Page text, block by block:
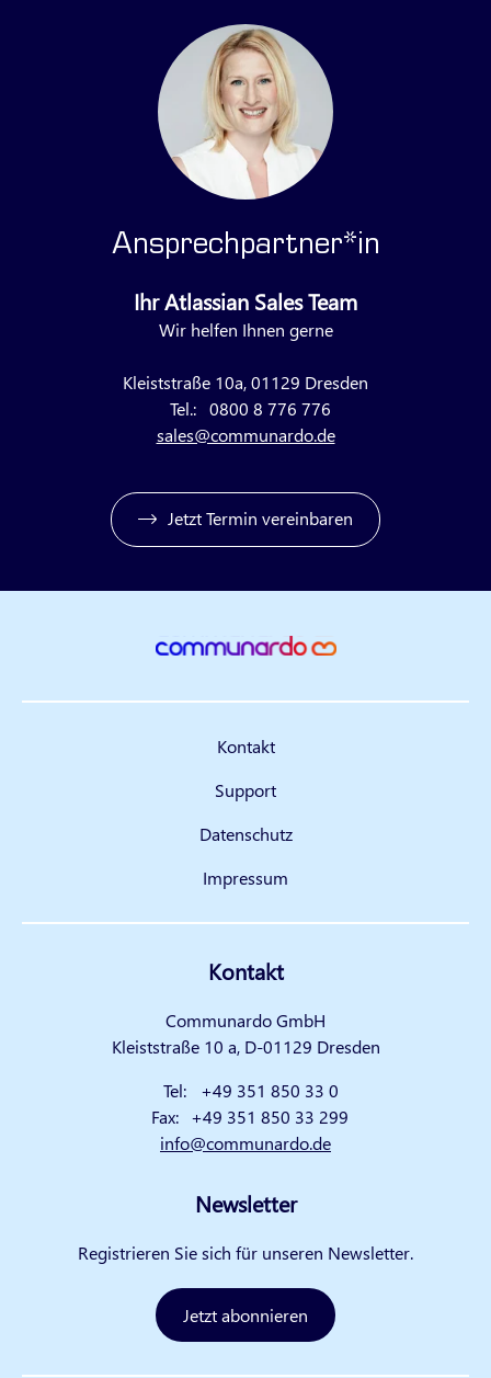
Ansprechpartner*in
Ihr Atlassian Sales Team
Wir helfen Ihnen gerne
Kleiststraße 10a, 01129 Dresden
Tel.: 0800 8 776 776
sales@communardo.de
Jetzt Termin vereinbaren
Kontakt
Support
Datenschutz
Impressum
Kontakt
Communardo GmbH
Kleiststraße 10 a, D-01129 Dresden
Tel:
+49 351 850 33 0
Fax: +49 351 850 33 299
info@communardo.de
Newsletter
Registrieren Sie sich für unseren Newsletter.
Jetzt abonnieren